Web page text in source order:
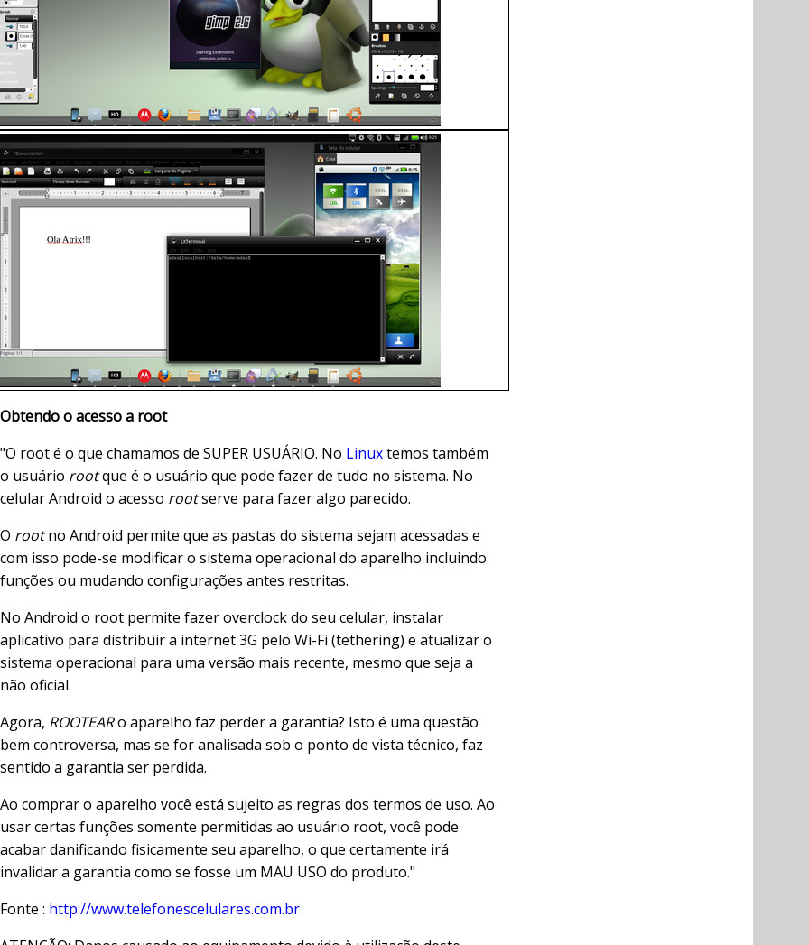
Obtendo o acesso a root
"O root é o que chamamos de SUPER USUÁRIO. No Linuxtemos também
o usuário rootque é o usuário que pode fazer de tudo no sistema. No
celular Android o acesso rootserve para fazer algo parecido.
O rootno Android permite que as pastas do sistema sejam acessadas e
com isso pode-se modificar o sistema operacional do aparelho incluindo
funções ou mudando configurações antes restritas.
No Android o root permite fazer overclock do seu celular, instalar
aplicativo para distribuir a internet 3G pelo Wi-Fi (tethering) e atualizar o
sistema operacional para uma versão mais recente, mesmo que seja a
não oficial.
Agora, ROOTEARo aparelho faz perder a garantia? Isto é uma questão
bem controversa, mas se for analisada sob o ponto de vista técnico, faz
sentido a garantia ser perdida.
Ao comprar o aparelho você está sujeito as regras dos termos de uso. Ao
usar certas funções somente permitidas ao usuário root, você pode
acabar danificando fisicamente seu aparelho, o que certamente irá
invalidar a garantia como se fosse um MAU USO do produto."
Fonte : http://www.telefonescelulares.com.br